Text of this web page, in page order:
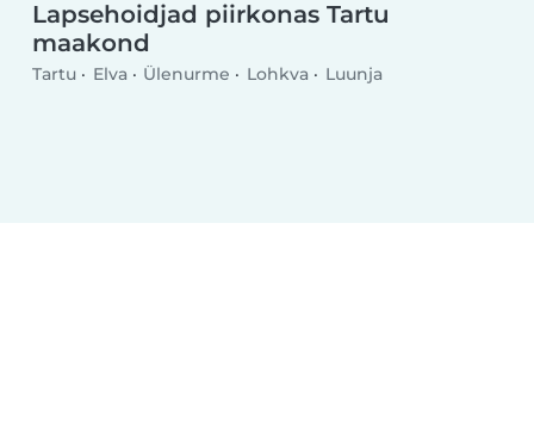
Lapsehoidjad piirkonas Tartu
maakond
Tartu Elva Ülenurme Lohkva Luunja